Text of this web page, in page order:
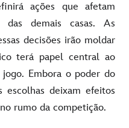
ações que afetam
das demais casas. As
decisões irão moldar
terá papel central ao
Embora o poder do
escolhas deixam efeitos
rumo da competição.